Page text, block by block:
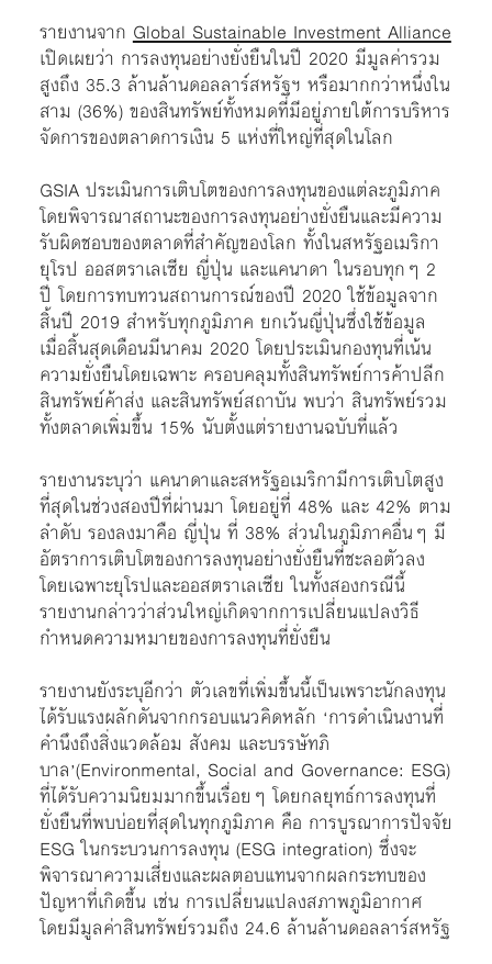
รายงานจากGlobal Sustainable Investment Alliance
เปิดเผยว่า การลงทุนอย่างยั่งยืนในปี 2020 มีมูลค่ารวม
สูงถึง 35.3 ล้านล้านดอลลาร์สหรัฐฯ หรือมากกว่าหนึ่งใน
สาม (36%) ของสินทรัพย์ทั้งหมดที่มีอยู่ภายใต้การบริหาร
จัดการของตลาดการเงิน 5 แห่งที่ใหญ่ที่สุดในโลก
GSIA ประเมินการเติบโตของการลงทุนของแต่ละภูมิภาค
โดยพิจารณาสถานะของการลงทุนอย่างยั่งยืนและมีความ
รับผิดชอบของตลาดที่สำคัญของโลก ทั้งในสหรัฐอเมริกา
ยุโรป ออสตราเลเซีย ญี่ปุ่น และแคนาดา ในรอบทุกๆ 2
ปี โดยการทบทวนสถานการณ์ของปี 2020 ใช้ข้อมูลจาก
สิ้นปี 2019 สำหรับทุกภูมิภาค ยกเว้นญี่ปุ่นซึ่งใช้ข้อมูล
เมื่อสิ้นสุดเดือนมีนาคม 2020 โดยประเมินกองทุนที่เน้น
ความยั่งยืนโดยเฉพาะ ครอบคลุมทั้งสินทรัพย์การค้าปลีก
สินทรัพย์ค้าส่ง และสินทรัพย์สถาบัน พบว่า สินทรัพย์รวม
ทั้งตลาดเพิ่มขึ้น 15% นับตั้งแต่รายงานฉบับที่แล้ว
รายงานระบุว่า แคนาดาและสหรัฐอเมริกามีการเติบโตสูง
ที่สุดในช่วงสองปีที่ผ่านมา โดยอยู่ที่ 48% และ 42% ตาม
ลำดับ รองลงมาคือ ญี่ปุ่น ที่ 38% ส่วนในภูมิภาคอื่นๆ มี
อัตราการเติบโตของการลงทุนอย่างยั่งยืนที่ชะลอตัวลง
โดยเฉพาะยุโรปและออสตราเลเซีย ในทั้งสองกรณีนี้
รายงานกล่าวว่าส่วนใหญ่เกิดจากการเปลี่ยนแปลงวิธี
กำหนดความหมายของการลงทุนที่ยั่งยืน
รายงานยังระบุอีกว่า ตัวเลขที่เพิ่มขึ้นนี้เป็นเพราะนักลงทุน
ได้รับแรงผลักดันจากกรอบแนวคิดหลัก ‘การดำเนินงานที่
คำนึงถึงสิ่งแวดล้อม สังคม และบรรษัทภิ
บาล’(Environmental, Social and Governance: ESG)
ที่ได้รับความนิยมมากขึ้นเรื่อยๆ โดยกลยุทธ์การลงทุนที่
ยั่งยืนที่พบบ่อยที่สุดในทุกภูมิภาค คือ การบูรณาการปัจจัย
ESG ในกระบวนการลงทุน (ESG integration) ซึ่งจะ
พิจารณาความเสี่ยงและผลตอบแทนจากผลกระทบของ
ปัญหาที่เกิดขึ้น เช่น การเปลี่ยนแปลงสภาพภูมิอากาศ
โดยมีมูลค่าสินทรัพย์รวมถึง 24.6 ล้านล้านดอลลาร์สหรัฐ